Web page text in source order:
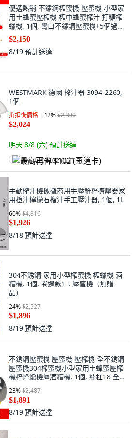
優選熱銷 不鏽鋼榨蜜機 壓蜜機 小型家
用土蜂蜜壓榨機 榨中蜂蜜榨汁 打糖榨
蠟機, 1個, 彎口不鏽鋼壓蜜機+5個過濾
網+盤+罩+刀
$2,150
8/19 預計送達
WESTMARK 德國 榨汁器 3094-2260,
1個
折扣後價格 12%$2,300
$2,024
明天 8/8 (六) 預計送達
最高再省 $102 (王道卡)
手動榨汁機擺攤商用手壓鮮榨擠壓器家
用橙汁檸檬石榴汁手工壓汁器, 1個, 1L
60%$4,816
$1,926
8/18 預計送達
304不銹鋼 家用小型榨蜜機 榨蠟機 酒
糟機, 1個, 卷邊款1：壓蜜機（無贈
品）
24%$2,527
$1,896
8/19 預計送達
不銹鋼壓蜜機 壓蜜機 壓榨機 全不銹鋼
壓蜜機304榨蜜機小型家用土蜂蜜壓榨
機榨蜂蠟機壓酒糟機, 1個, 絲杠18 全
不銹鋼壓蜜機 2濾袋
23%$2,487
$1,891
8/19 預計送達